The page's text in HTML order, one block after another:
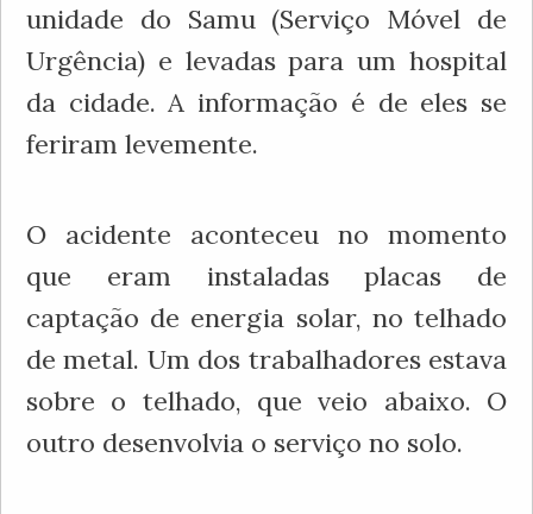
unidade do Samu (Serviço Móvel de
Urgência) e levadas para um hospital
da cidade. A informação é de eles se
feriram levemente.
O acidente aconteceu no momento
que eram instaladas placas de
captação de energia solar, no telhado
de metal. Um dos trabalhadores estava
sobre o telhado, que veio abaixo. O
outro desenvolvia o serviço no solo.